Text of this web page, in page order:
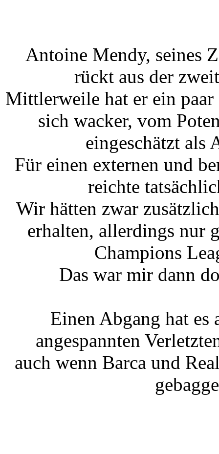
Antoine Mendy, seines
rückt aus der
Mittlerweile hat er ein paar
sich wacker, vom
eingeschätzt als
Für einen externen und
reichte
Wir hätten zwar
erhalten, allerdings nur
Champions
Das war mir dann
Einen Abgang hat es
angespannten
auch wenn Barca und